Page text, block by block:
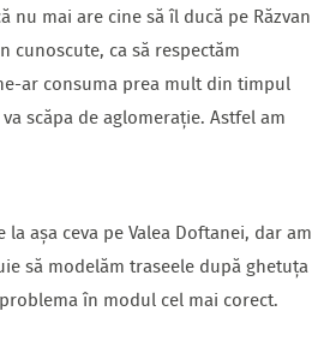
nu mai are cine să îl ducă pe Răzvan
cunoscute, ca să respectăm
ar consuma prea mult din timpul
scăpa de aglomerație. Astfel am
așa ceva pe Valea Doftanei, dar am
să modelăm traseele după ghetuța
în modul cel mai corect.